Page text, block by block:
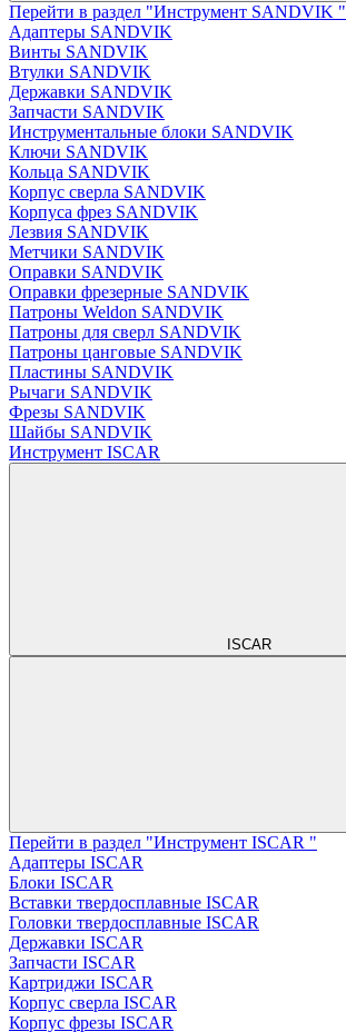
Перейти в раздел "Инструмент SANDVIK "
Адаптеры SANDVIK
Винты SANDVIK
Втулки SANDVIK
Державки SANDVIK
Запчасти SANDVIK
Инструментальные блоки SANDVIK
Ключи SANDVIK
Кольца SANDVIK
Корпус сверла SANDVIK
Корпуса фрез SANDVIK
Лезвия SANDVIK
Метчики SANDVIK
Оправки SANDVIK
Оправки фрезерные SANDVIK
Патроны Weldon SANDVIK
Патроны для сверл SANDVIK
Патроны цанговые SANDVIK
Пластины SANDVIK
Рычаги SANDVIK
Фрезы SANDVIK
Шайбы SANDVIK
Инструмент ISCAR
ISCAR
Перейти в раздел "Инструмент ISCAR "
Адаптеры ISCAR
Блоки ISCAR
Вставки твердосплавные ISCAR
Головки твердосплавные ISCAR
Державки ISCAR
Запчасти ISCAR
Картриджи ISCAR
Корпус сверла ISCAR
Корпус фрезы ISCAR